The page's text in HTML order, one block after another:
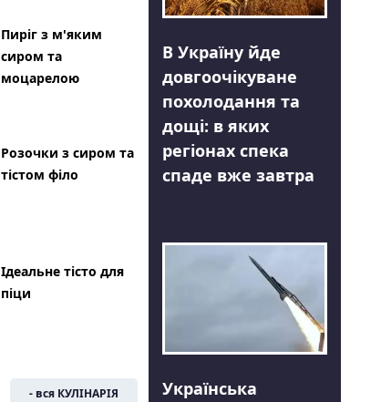
Пиріг з м'яким
сиром та
моцарелою
Розочки з сиром та
тістом філо
Ідеальне тісто для
піци
- вся КУЛІНАРІЯ
В Україну йде
довгоочікуване
похолодання та
дощі: в яких
регіонах спека
спаде вже завтра
Українська